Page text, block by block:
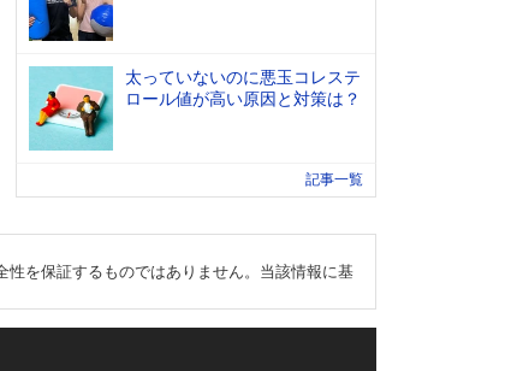
太っていないのに悪玉コレステ
ロール値が高い原因と対策は？
記事一覧
を保証するものではありません。当該情報に基